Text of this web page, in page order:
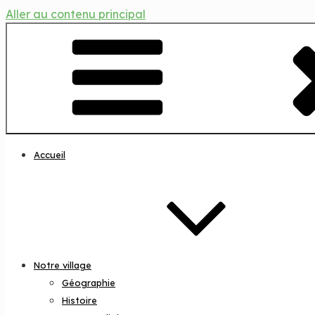
Aller au contenu principal
Accueil
Notre village
Géographie
Histoire